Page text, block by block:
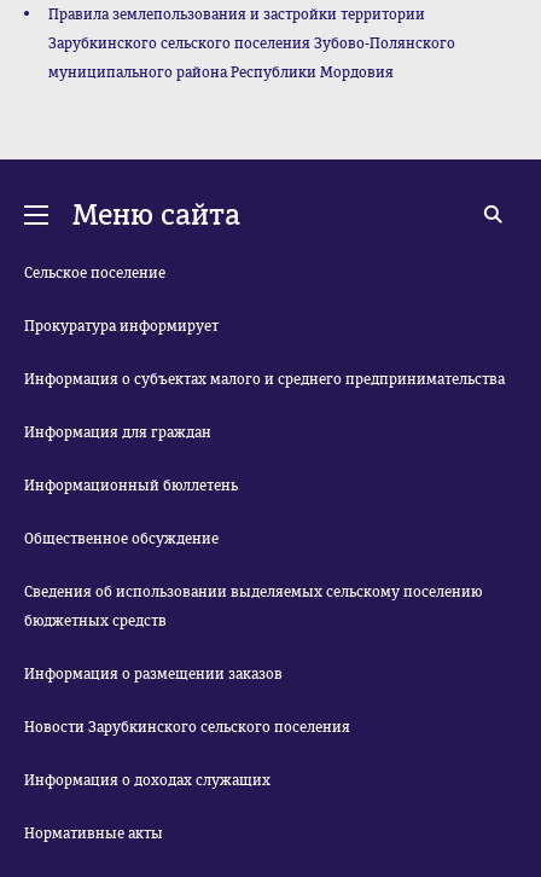
Правила землепользования и застройки территории
Зарубкинского сельского поселения Зубово-Полянского
муниципального района Республики Мордовия
Меню сайта
Сельское поселение
Прокуратура информирует
Информация о субъектах малого и среднего предпринимательства
Информация для граждан
Информационный бюллетень
Общественное обсуждение
Сведения об использовании выделяемых сельскому поселению
бюджетных средств
Информация о размещении заказов
Новости Зарубкинского сельского поселения
Информация о доходах служащих
Нормативные акты